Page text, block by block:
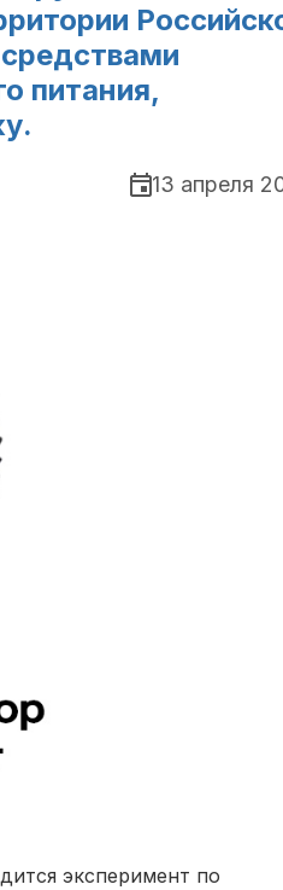
питания,
13 апреля
эксперимент по